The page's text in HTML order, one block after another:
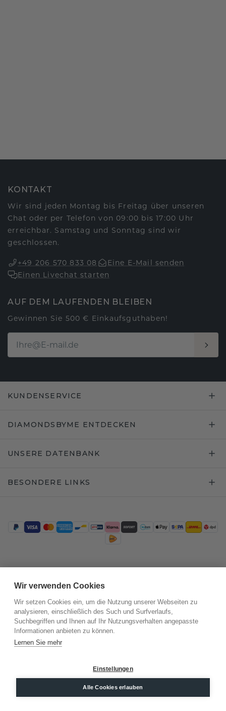
KONTAKT
Wir sind jeden Montag bis Freitag über unseren
Chat oder per Telefon von 09:00 bis 17:00 Uhr
erreichbar. Samstag und Sonntag sind wir
geschlossen.
+49 206 570 833 08
Eine E-Mail senden
Einen Livechat starten
AUF DEM LAUFENDEN BLEIBEN
Gewinnen Sie 500 € Einkaufsguthaben!
KUNDENSERVICE
DIAMONDSBYME ENTDECKEN
UNSERE DATENBANK
BESONDERE LINKS
©2026.DiamondsByMe
Datenschutz
AGB Impressum
Wir verwenden Cookies
Wir setzen Cookies ein, um die Nutzung unserer Webseiten zu
analysieren, einschließlich des Such und Surfverlaufs,
Suchbegriffen und Ihnen auf Ihr Nutzungsverhalten angepasste
Informationen anbieten zu können.
Lernen Sie mehr
Einstellungen
Alle Cookies erlauben